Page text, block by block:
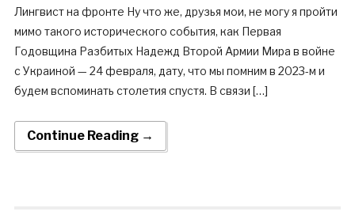
Лингвист на фронте Ну что же, друзья мои, не могу я пройти
мимо такого исторического события, как Первая
Годовщина Разбитых Надежд Второй Армии Мира в войне
с Украиной — 24 февраля, дату, что мы помним в 2023-м и
будем вспоминать столетия спустя. В связи […]
Continue Reading →